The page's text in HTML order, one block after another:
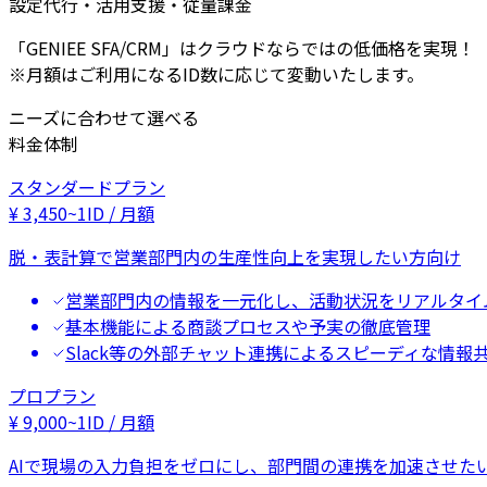
「GENIEE SFA/CRM」はクラウドならではの低価格を実現！
※月額はご利用になるID数に応じて変動いたします。
ニーズに合わせて選べる
料金体制
スタンダードプラン
¥3,450~1ID / 月額
脱・表計算で営業部門内の生産性向上を実現したい方向け
営業部門内の情報を一元化し、活動状況をリアルタ
基本機能による商談プロセスや予実の徹底管理
Slack等の外部チャット連携によるスピーディな情報
プロプラン
¥9,000~1ID / 月額
AIで現場の入力負担をゼロにし、部門間の連携を加速させた